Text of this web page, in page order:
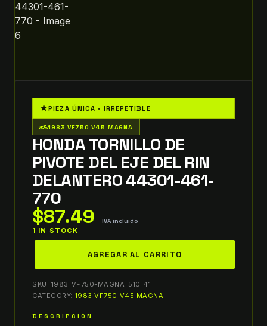
★PIEZA ÚNICA · IRREPETIBLE
two_wheeler1983 VF750 V45 MAGNA
HONDA TORNILLO DE
PIVOTE DEL EJE DEL RIN
DELANTERO 44301-461-
770
$87.49 IVA incluido
1 IN STOCK
PIVOTE
EJE
AGREGAR AL CARRITO
SKU: 1983_VF750-MAGNA_510_41
CATEGORY: 1983 VF750 V45 MAGNA
DESCRIPCIÓN